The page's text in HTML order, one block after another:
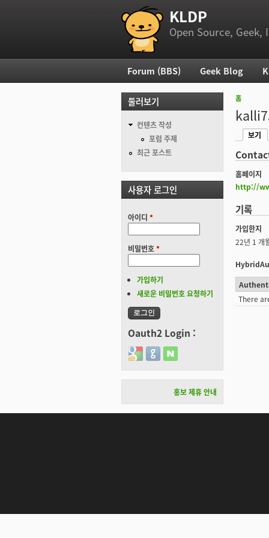
부 메뉴 KLDP
Open Source, Geek,
현재 위치
홈
기본탭
보기
홈페이지
http://
기록
가입한지
22년 1 개
There
주 메뉴
Forum (BBS) Geek Blog
둘러보기
컨텐츠 작성
포럼 주제
최근 포스트
사용자 로그인
아이디 *
비밀번호*
가입하기
새로운 비밀번호 요청하기
Oauth2 Login :
Login with Google
Login with GitHub
Login with Naver
홍보 제휴 안내